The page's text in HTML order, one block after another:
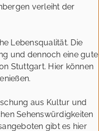
verleiht der
Lebensqualität. Die
und dennoch eine gute
Stuttgart. Hier können
aus Kultur und
Sehenswürdigkeiten
gibt es hier